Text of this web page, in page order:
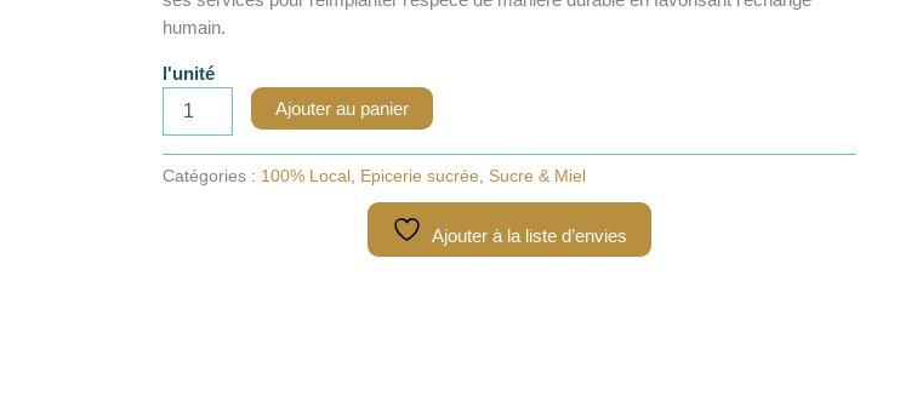
humain.
l'unité
quantité
de
Ajouter au panier
Catégories : 100% Local , Epicerie sucrée, Sucre & Miel
Ajouter à la liste d’envies